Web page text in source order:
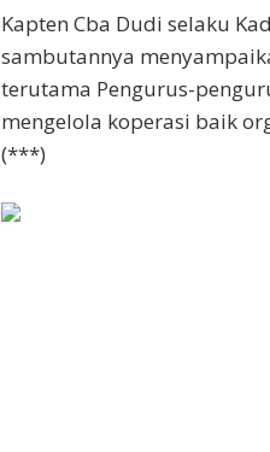
Kapten Cba Dudi selaku
sambutannya
terutama Pengurus-
mengelola koperasi baik
(***)